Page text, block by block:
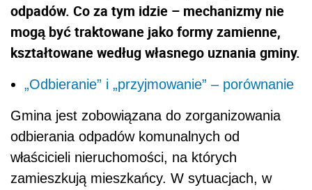
odpadów. Co za tym idzie – mechanizmy nie
mogą być traktowane jako formy zamienne,
kształtowane według własnego uznania gminy.
„Odbieranie” i „przyjmowanie” – porównanie
Gmina jest zobowiązana do zorganizowania
odbierania odpadów komunalnych od
właścicieli nieruchomości, na których
zamieszkują mieszkańcy. W sytuacjach, w